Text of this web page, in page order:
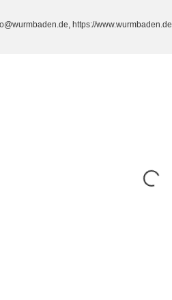
https://www.wurmbaden.de